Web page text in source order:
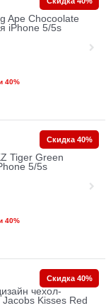
Ape Chocoolate
iPhone 5/5s
40%
Tiger Green
5/5s
40%
Скидка 40%
чехол-
Jacobs Kisses Red
Скидка 40%